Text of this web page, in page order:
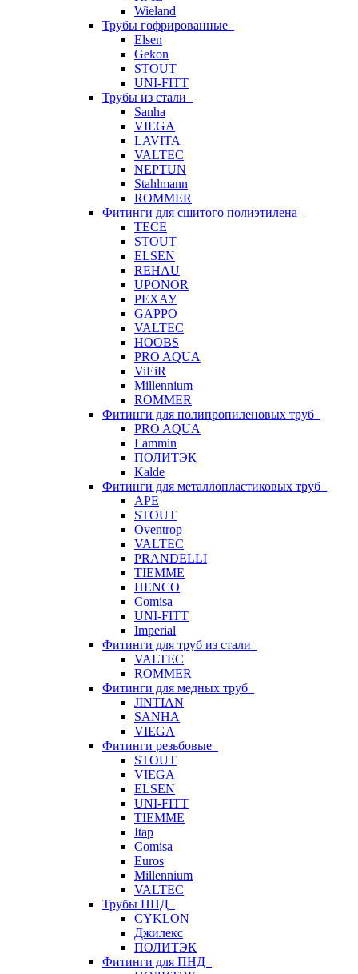
Wieland
Трубы гофрированные
Elsen
Gekon
STOUT
UNI-FITT
Трубы из стали
Sanha
VIEGA
LAVITA
VALTEC
NEPTUN
Stahlmann
ROMMER
Фитинги для сшитого полиэтилена
TECE
STOUT
ELSEN
REHAU
UPONOR
РЕХАУ
GAPPO
VALTEC
HOOBS
PRO AQUA
ViEiR
Millennium
ROMMER
Фитинги для полипропиленовых труб
PRO AQUA
Lammin
ПОЛИТЭК
Kalde
Фитинги для металлопластиковых труб
APE
STOUT
Oventrop
VALTEC
PRANDELLI
TIEMME
HENCO
Comisa
UNI-FITT
Imperial
Фитинги для труб из стали
VALTEC
ROMMER
Фитинги для медных труб
JINTIAN
SANHA
VIEGA
Фитинги резьбовые
STOUT
VIEGA
ELSEN
UNI-FITT
TIEMME
Itap
Comisa
Euros
Millennium
VALTEC
Трубы ПНД
CYKLON
Джилекс
ПОЛИТЭК
Фитинги для ПНД